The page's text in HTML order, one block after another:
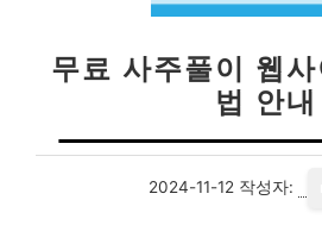
무료 사주풀이 웹
법 안내
2024-11-12 작성자: